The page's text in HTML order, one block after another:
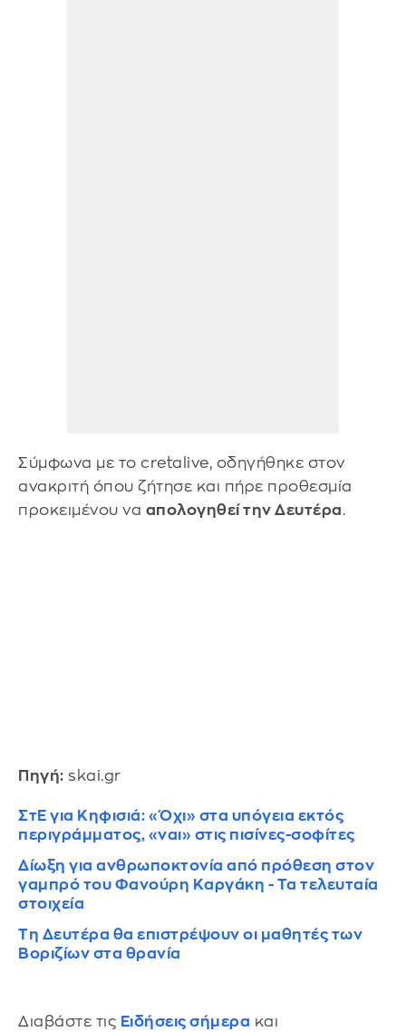
Σύμφωνα με το cretalive, οδηγήθηκε στον
ανακριτή όπου ζήτησε και πήρε προθεσμία
προκειμένου να απολογηθεί την Δευτέρα.
Πηγή: skai.gr
ΣτΕ για Κηφισιά: «Όχι» στα υπόγεια εκτός
περιγράμματος, «ναι» στις πισίνες-σοφίτες
Δίωξη για ανθρωποκτονία από πρόθεση στον
γαμπρό του Φανούρη Καργάκη - Τα τελευταία
στοιχεία
Τη Δευτέρα θα επιστρέψουν οι μαθητές των
Βοριζίων στα θρανία
Διαβάστε τις Ειδήσεις σήμερα και